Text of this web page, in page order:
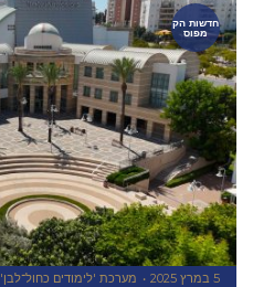
חדשות הק
מפוס
5 במרץ 2025 מערכת 'לימודים כחול־לבן'